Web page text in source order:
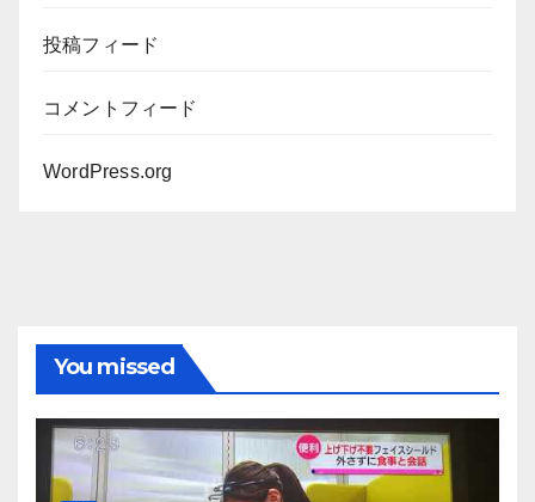
投稿フィード
コメントフィード
WordPress.org
You missed